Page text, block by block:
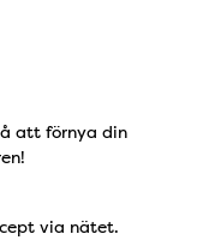
att förnya din
via nätet.